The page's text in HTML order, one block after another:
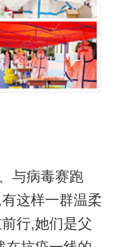
与病毒赛跑
这样一群温柔
行,她们是父